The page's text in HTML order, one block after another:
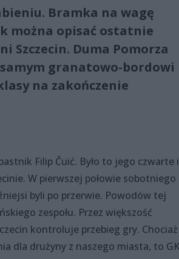
Bramka na wagę
można opisać ostatnie
Szczecin. Duma Pomorza
samym granatowo-bordowi
na zakończenie
Filip Čuić. Było to jego czwarte i
W pierwszej połowie sobotniego
byli po przerwie. Powodów tej
zespołu. Przez większość
kontroluje przebieg gry. Chociaż
dla drużyny z naszego miasta, to